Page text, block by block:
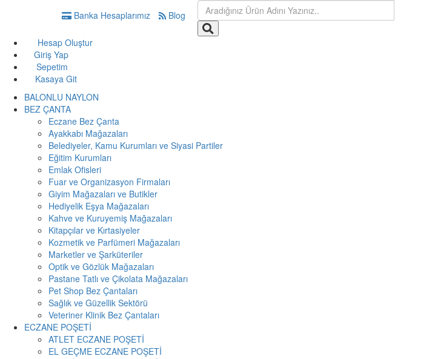
Banka Hesaplarımız Blog
Hesap Oluştur
Giriş Yap
Sepetim
Kasaya Git
BALONLU NAYLON
BEZ ÇANTA
Eczane Bez Çanta
Ayakkabı Mağazaları
Belediyeler, Kamu Kurumları ve Siyasi Partiler
Eğitim Kurumları
Emlak Ofisleri
Fuar ve Organizasyon Firmaları
Giyim Mağazaları ve Butikler
Hediyelik Eşya Mağazaları
Kahve ve Kuruyemiş Mağazaları
Kitapçılar ve Kırtasiyeler
Kozmetik ve Parfümeri Mağazaları
Marketler ve Şarküteriler
Optik ve Gözlük Mağazaları
Pastane Tatlı ve Çikolata Mağazaları
Pet Shop Bez Çantaları
Sağlık ve Güzellik Sektörü
Veteriner Klinik Bez Çantaları
ECZANE POŞETİ
ATLET ECZANE POŞETİ
EL GEÇME ECZANE POŞETİ